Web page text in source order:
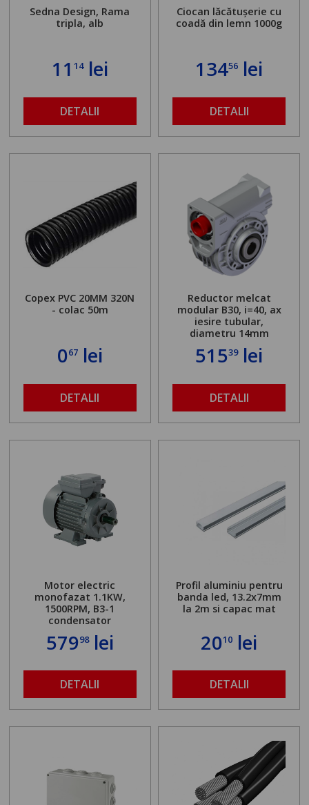
Sedna Design, Rama
tripla, alb
11 14lei
DETALII
Ciocan lăcătușerie cu
coadă din lemn 1000g
13456 lei
DETALII
Copex PVC 20MM 320N
- colac 50m
067lei
DETALII
Reductor melcat
modular B30, i=40, ax
iesire tubular,
diametru 14mm
51539lei
DETALII
Motor electric
monofazat 1.1KW,
1500RPM, B3-1
condensator
57998lei
DETALII
Profil aluminiu pentru
banda led, 13.2x7mm
la 2m si capac mat
2010 lei
DETALII